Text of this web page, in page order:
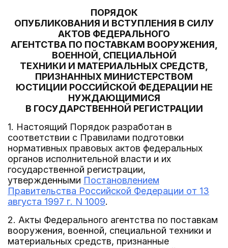
ПОРЯДОК
ОПУБЛИКОВАНИЯ И ВСТУПЛЕНИЯ В СИЛУ
АКТОВ ФЕДЕРАЛЬНОГО
АГЕНТСТВА ПО ПОСТАВКАМ ВООРУЖЕНИЯ,
ВОЕННОЙ, СПЕЦИАЛЬНОЙ
ТЕХНИКИ И МАТЕРИАЛЬНЫХ СРЕДСТВ,
ПРИЗНАННЫХ МИНИСТЕРСТВОМ
ЮСТИЦИИ РОССИЙСКОЙ ФЕДЕРАЦИИ НЕ
НУЖДАЮЩИМИСЯ
В ГОСУДАРСТВЕННОЙ РЕГИСТРАЦИИ
1. Настоящий Порядок разработан в
соответствии с Правилами подготовки
нормативных правовых актов федеральных
органов исполнительной власти и их
государственной регистрации,
утвержденными Постановлением
Правительства Российской Федерации от 13
августа 1997 г. N 1009.
2. Акты Федерального агентства по поставкам
вооружения, военной, специальной техники и
материальных средств, признанные